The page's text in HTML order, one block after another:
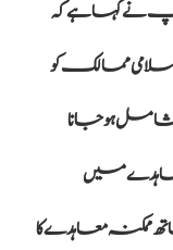
نے کہا ہے کہ
ممالک کو
ہو جانا
معاہدے میں
ممکنہ معاہدے کا